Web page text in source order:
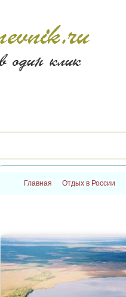
Главная Отдых в России